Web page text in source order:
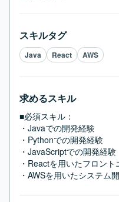
スキルタグ
Java React AWS
求めるスキル
■必須スキル：
・Javaでの開発経験
・Pythonでの開発経験
・JavaScriptでの開発経験
・Reactを用いたフロン
・AWSを用いたシステム